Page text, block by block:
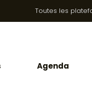
Toutes les
Agenda